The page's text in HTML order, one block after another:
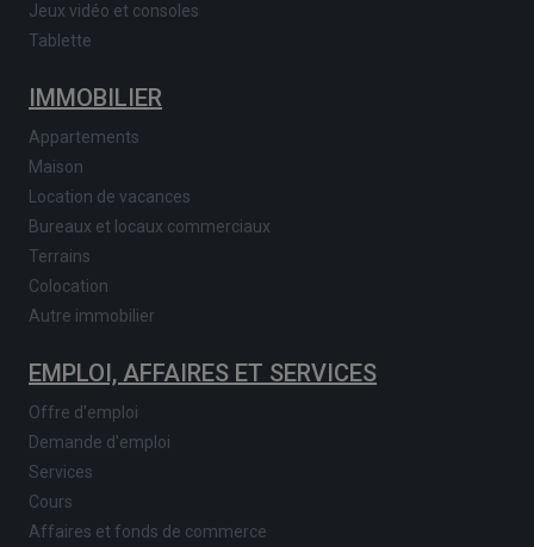
Jeux vidéo et consoles
Tablette
IMMOBILIER
Appartements
Maison
Location de vacances
Bureaux et locaux commerciaux
Terrains
Colocation
Autre immobilier
EMPLOI, AFFAIRES ET SERVICES
Offre d'emploi
Demande d'emploi
Services
Cours
Affaires et fonds de commerce